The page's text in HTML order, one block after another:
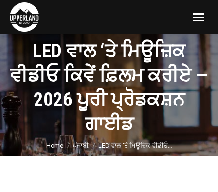
LED ਵਾਲ ‘ਤੇ ਮਿਊਜ਼ਿਕ
ਵੀਡੀਓ ਕਿਵੇਂ ਫ਼ਿਲਮ ਕਰੀਏ —
2026 ਪੂਰੀ ਪ੍ਰੋਡਕਸ਼ਨ
ਗਾਈਡ
You are here:
Home ਪੰਜਾਬੀ LED ਵਾਲ ‘ਤੇ ਮਿਊਜ਼ਿਕ ਵੀਡੀਓ…